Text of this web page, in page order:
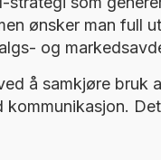
ønsker man full
og
å samkjøre bruk